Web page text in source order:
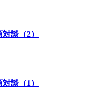
談（2）
談（1）